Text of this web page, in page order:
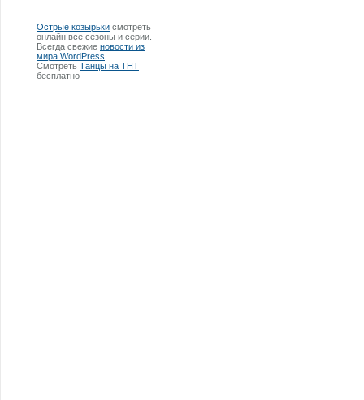
Острые козырьки смотреть
онлайн все сезоны и серии.
Всегда свежие новости из
мира WordPress
Смотреть Танцы на ТНТ
бесплатно